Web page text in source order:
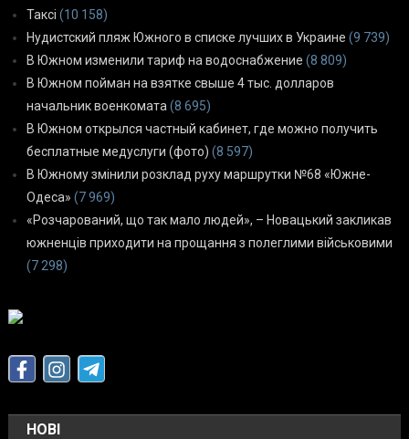
Таксі (10 158)
Нудистский пляж Южного в списке лучших в Украине (9 739)
В Южном изменили тариф на водоснабжение (8 809)
В Южном пойман на взятке свыше 4 тыс. долларов
начальник военкомата (8 695)
В Южном открылся частный кабинет, где можно получить
бесплатные медуслуги (фото) (8 597)
В Южному змінили розклад руху маршрутки №68 «Южне-
Одеса» (7 969)
«Розчарований, що так мало людей», – Новацький закликав
южненців приходити на прощання з полеглими військовими
(7 298)
НОВІ